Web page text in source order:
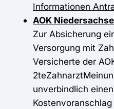
Informationen
AOK
Zur Absicherung
Versorgung mit
Versicherte der
unverbindlich